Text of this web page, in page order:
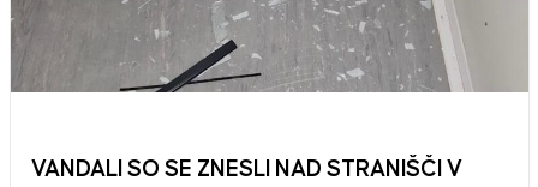
VANDALI SO SE ZNESLI NAD STRANIŠČI V